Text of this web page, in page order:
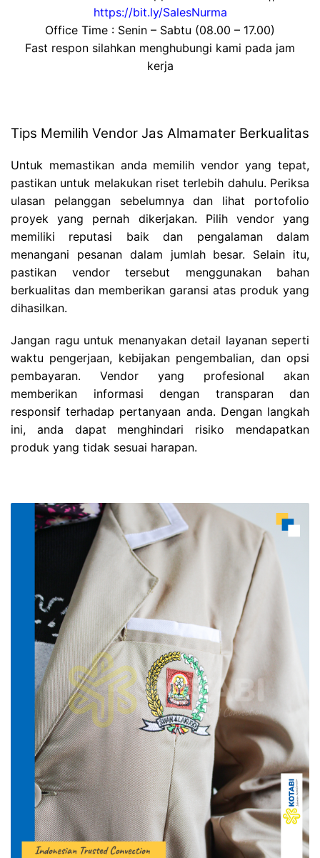
https://bit.ly/SalesNurma
Office Time : Senin – Sabtu (08.00 – 17.00)
Fast respon silahkan menghubungi kami pada jam
kerja
Tips Memilih Vendor Jas Almamater Berkualitas
Untuk memastikan anda memilih vendor yang tepat,
pastikan untuk melakukan riset terlebih dahulu. Periksa
ulasan pelanggan sebelumnya dan lihat portofolio
proyek yang pernah dikerjakan. Pilih vendor yang
memiliki reputasi baik dan pengalaman dalam
menangani pesanan dalam jumlah besar. Selain itu,
pastikan vendor tersebut menggunakan bahan
berkualitas dan memberikan garansi atas produk yang
dihasilkan.
Jangan ragu untuk menanyakan detail layanan seperti
waktu pengerjaan, kebijakan pengembalian, dan opsi
pembayaran. Vendor yang profesional akan
memberikan informasi dengan transparan dan
responsif terhadap pertanyaan anda. Dengan langkah
ini, anda dapat menghindari risiko mendapatkan
produk yang tidak sesuai harapan.